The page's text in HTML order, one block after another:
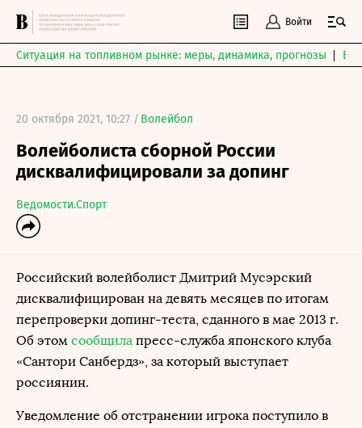
Войти
Ситуация на топливном рынке: меры, динамика, прогнозы
20 октября 2021, 10:27 / Волейбол
Волейболиста сборной России
дисквалифицировали за допинг
Ведомости.Спорт
Российский волейболист Дмитрий Мусэрский
дисквалифицирован на девять месяцев по итогам
перепроверки допинг-теста, сданного в мае 2013 г.
Об этом сообщила пресс-служба японского клуба
«Сантори Санбердз», за который выступает
россиянин.
Уведомление об отстранении игрока поступило в